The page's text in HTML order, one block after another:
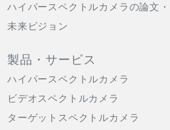
ハイパースペクトルカメラの論文
未来ビジョン
製品・サービス
ハイパースペクトルカメラ
ビデオスペクトルカメラ
ターゲットスペクトルカメラ